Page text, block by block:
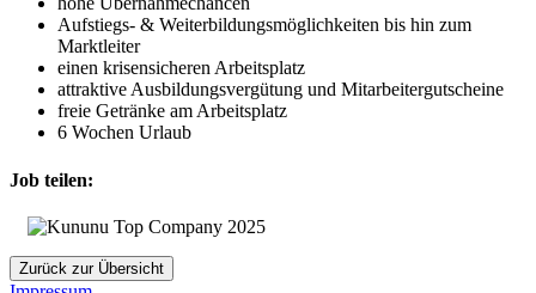
Aufstiegs- & Weiterbildungsmöglichkeiten bis hin zum
Marktleiter
einen krisensicheren Arbeitsplatz
attraktive Ausbildungsvergütung und Mitarbeitergutscheine
freie Getränke am Arbeitsplatz
6 Wochen Urlaub
Job teilen:
Zurück zur Übersicht